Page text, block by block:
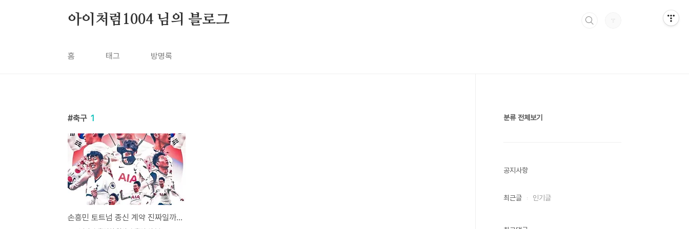
아이처럼1004 님의 블로그
홈 태그 방명록
축구 1
손흥민 토트넘 종신 계약 진짜일까? 중계
분류 전체보기
공지사항
최근글 인기글